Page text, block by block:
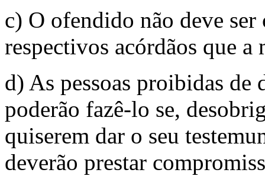
c) O ofendido não deve ser
respectivos acórdãos que
d) As pessoas proibidas de
poderão fazê-lo se,
quiserem dar o seu
deverão prestar